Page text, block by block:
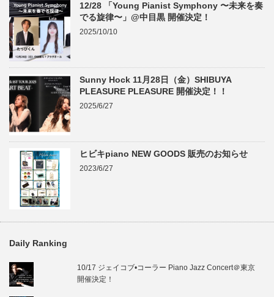
12/28 「Young Pianist Symphony 〜未来を奏
でる旋律〜」@中目黒 開催決定！
2025/10/10
Sunny Hock 11月28日（金）SHIBUYA
PLEASURE PLEASURE 開催決定！！
2025/6/27
ヒビキpiano NEW GOODS 販売のお知らせ
2023/6/27
Daily Ranking
10/17 ジェイコブ•コーラー Piano Jazz Concert＠東京
開催決定！